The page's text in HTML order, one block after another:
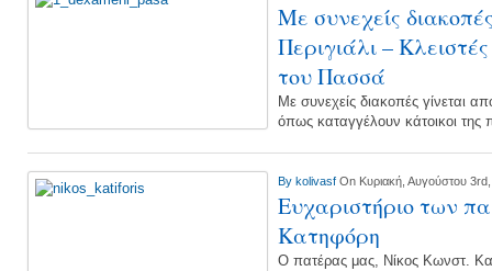
Με συνεχείς
Περιγιάλι –
του Πασσά
Με συνεχείς διακοπές γίνεται
όπως καταγγέλουν κάτοικοι της
By kolivasf On Κυριακή, Αυγούστου
Ευχαριστήριο των
Κατηφόρη
Ο πατέρας μας, Νίκος Κωνστ.